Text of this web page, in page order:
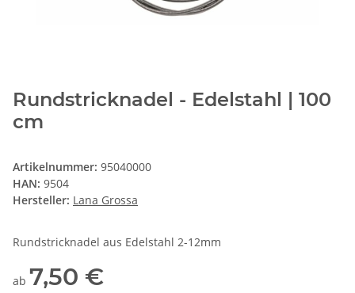
Rundstricknadel - Edelstahl | 100
cm
Artikelnummer: 95040000
HAN: 9504
Hersteller: Lana Grossa
Rundstricknadel aus Edelstahl 2-12mm
ab 7,50 €